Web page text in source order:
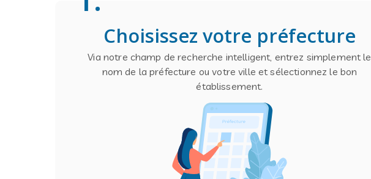
Choisissez votre préfecture
Via notre champ de recherche intelligent, entrez simplement le
nom de la préfecture ou votre ville et sélectionnez le bon
établissement.